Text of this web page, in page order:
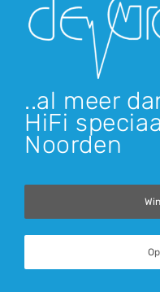
..al meer
HiFi
Noorden